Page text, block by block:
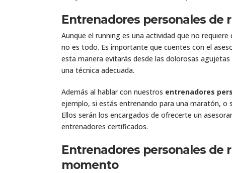
Entrenadores personales de
Aunque el running es una actividad que no
no es todo. Es importante que cuentes con el
esta manera evitarás desde las dolorosas
una técnica adecuada.
Además al hablar con nuestros entrenadores
ejemplo, si estás entrenando para una maratón, o
Ellos serán los encargados de ofrecerte un
entrenadores certificados.
Entrenadores personales de
momento